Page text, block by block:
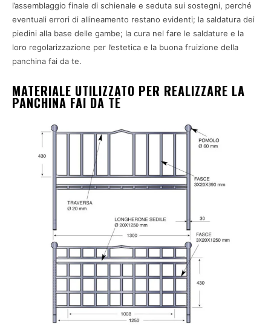
l’assemblaggio finale di schienale e seduta sui sostegni, perché
eventuali errori di allineamento restano evidenti; la saldatura dei
piedini alla base delle gambe; la cura nel fare le saldature e la
loro regolarizzazione per l’estetica e la buona fruizione della
panchina fai da te.
MATERIALE UTILIZZATO PER REALIZZARE LA
PANCHINA FAI DA TE